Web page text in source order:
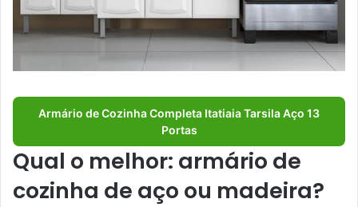
Armário de Cozinha Completa Itatiaia Tarsila Aço 13
Portas
Qual o melhor: armário de
cozinha de aço ou madeira?